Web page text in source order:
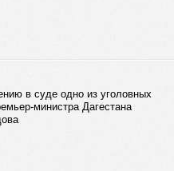
в суде одно из уголовных
министра Дагестана